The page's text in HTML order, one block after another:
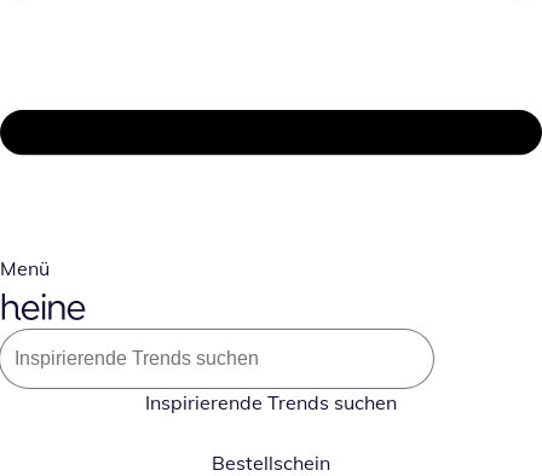
Menü
Inspirierende Trends suchen
Bestellschein